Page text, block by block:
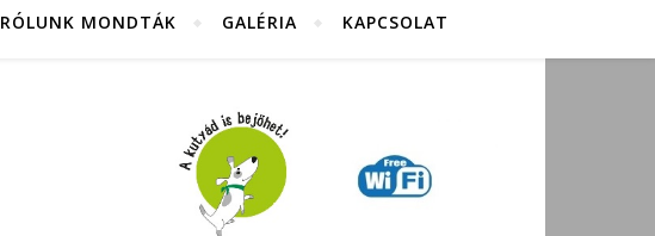
RÓLUNK MONDTÁK GALÉRIA KAPCSOLAT